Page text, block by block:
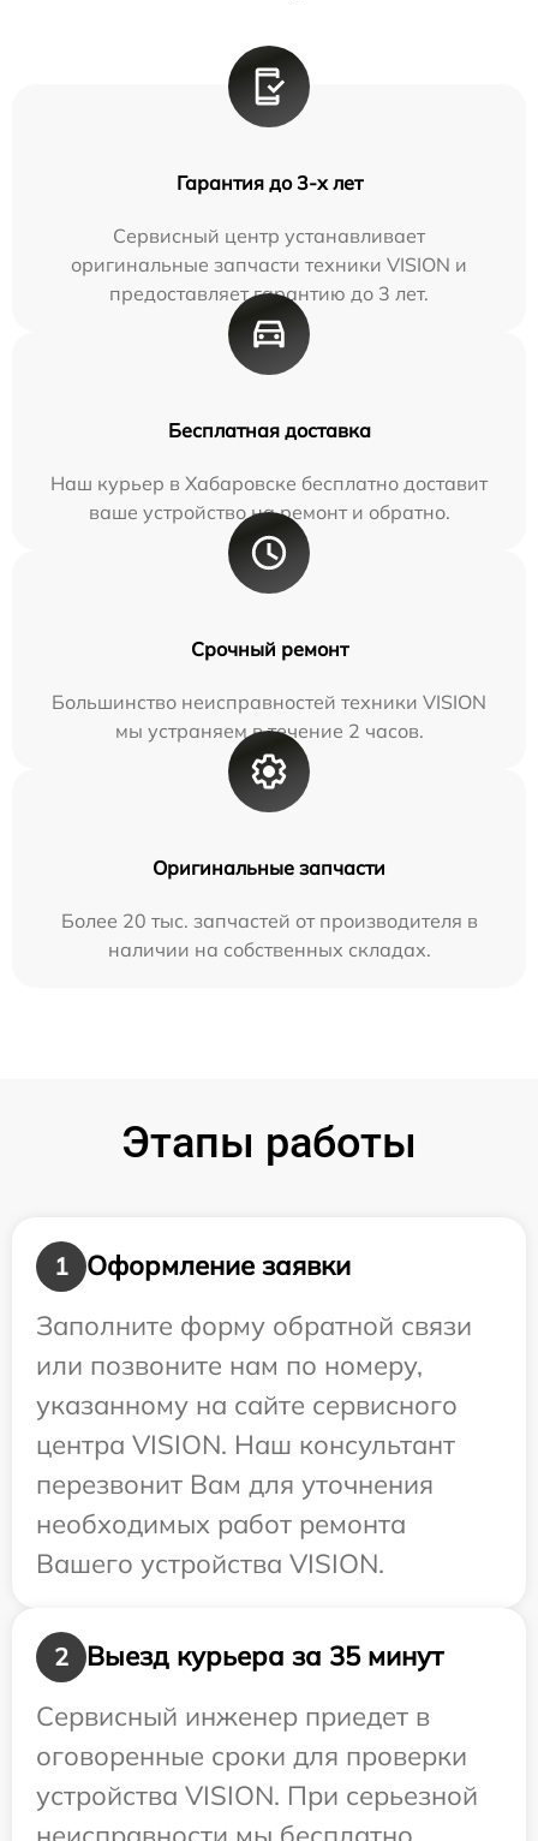
Гарантия до 3-х лет
Сервисный центр устанавливает
оригинальные запчасти техники VISION и
предоставляет гарантию до 3 лет.
Бесплатная доставка
Наш курьер в Хабаровске бесплатно доставит
ваше устройство на ремонт и обратно.
Срочный ремонт
Большинство неисправностей техники VISION
мы устраняем в течение 2 часов.
Оригинальные запчасти
Более 20 тыс. запчастей от производителя в
наличии на собственных складах.
Этапы работы
1
Оформление заявки
Заполните форму обратной связи
или позвоните нам по номеру,
указанному на сайте сервисного
центра VISION. Наш консультант
перезвонит Вам для уточнения
необходимых работ ремонта
Вашего устройства VISION.
2
Выезд курьера за 35 минут
Сервисный инженер приедет в
оговоренные сроки для проверки
устройства VISION. При серьезной